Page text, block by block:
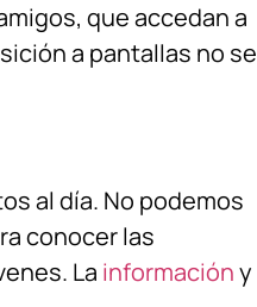
que accedan a
a pantallas no se
al día. No podemos
conocer las
La informacióny